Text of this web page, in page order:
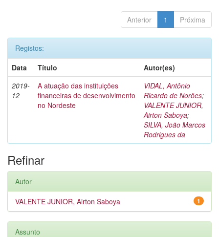
Anterior 1 Próxima
Registos:
Data
Título
Autor(es)
2019-
12
A atuação das instituições
financeiras de desenvolvimento
no Nordeste
VIDAL, Antônio
Ricardo de Norões;
VALENTE JUNIOR,
Airton Saboya;
SILVA, João Marcos
Rodrigues da
Refinar
Autor
1
VALENTE JUNIOR, Airton Saboya
Assunto